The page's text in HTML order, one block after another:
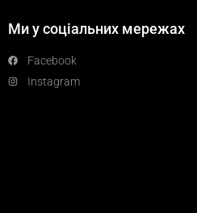
Ми у соціальних мережах
Facebook
Instagram